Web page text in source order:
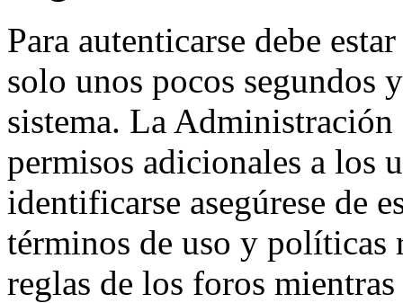
Para autenticarse debe
solo unos pocos segundos
sistema. La
permisos adicionales a los
identificarse asegúrese de
términos de uso y políticas
reglas de los foros